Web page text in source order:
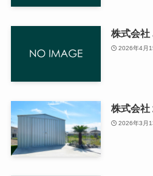
株式会社
2026年4月
株式会
2026年3月